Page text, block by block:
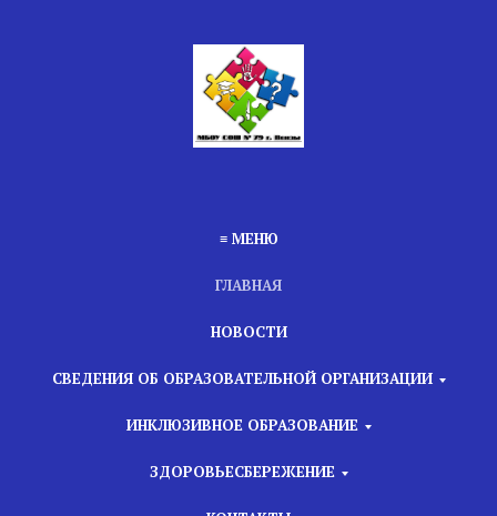
≡ МЕНЮ
ГЛАВНАЯ
НОВОСТИ
СВЕДЕНИЯ ОБ ОБРАЗОВАТЕЛЬНОЙ ОРГАНИЗАЦИИ
ИНКЛЮЗИВНОЕ ОБРАЗОВАНИЕ
ЗДОРОВЬЕСБЕРЕЖЕНИЕ